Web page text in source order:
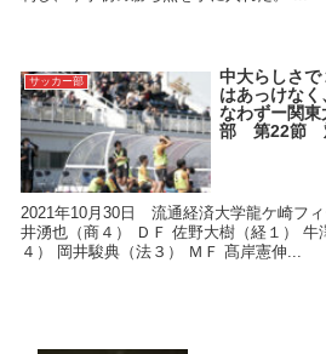
サッカー部
中大らしさ
はあっけな
なわずー関東
部 第22節
2021年10月30日 流通経済大学龍ケ崎フ
井湧也（商４） ＤＦ 佐野大樹（経１） 牛
４） 岡井駿典（法３） ＭＦ 髙岸憲伸...